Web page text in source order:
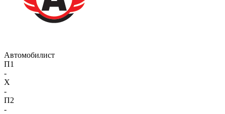
Автомобилист
П1
-
X
-
П2
-